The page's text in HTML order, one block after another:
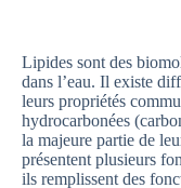
Lipides sont des
dans l’eau. Il existe
leurs propriétés
hydrocarbonées
la majeure partie de
présentent plusieurs
ils remplissent des